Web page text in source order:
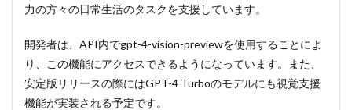
まと
力の方々の日常生活のタスクを支援しています。
開発者は、API内でgpt-4-vision-previewを使用することによ
り、この機能にアクセスできるようになっています。また、
安定版リリースの際にはGPT-4 Turboのモデルにも視覚支援
機能が実装される予定です。